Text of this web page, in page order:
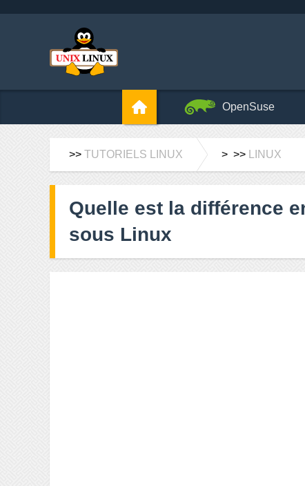
OpenSuse
>> TUTORIELS LINUX > >> LINUX
Quelle est la différence
sous Linux